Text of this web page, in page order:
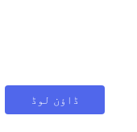
ڈاؤن لوڈ